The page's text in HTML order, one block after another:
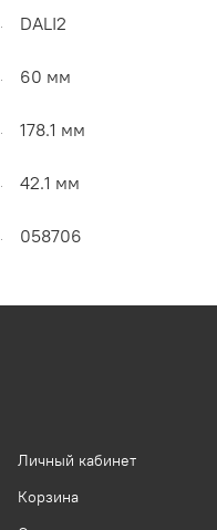
DALI2
60 мм
178.1 мм
42.1 мм
058706
Личный кабинет
Корзина